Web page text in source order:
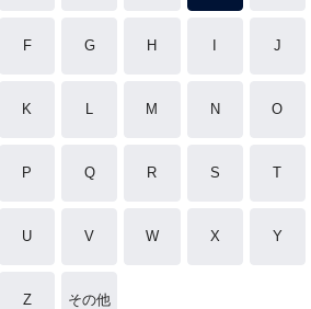
F G H J
K L M N O
P Q R S T
U V W X Y
Z その他